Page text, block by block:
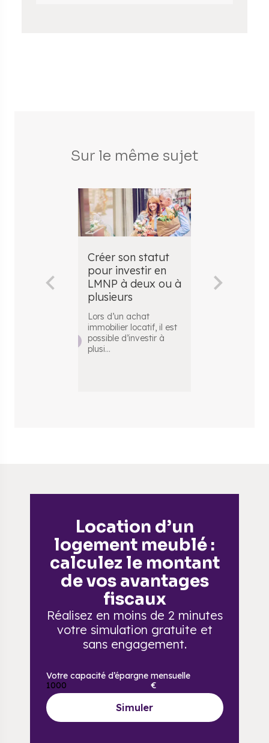
Sur le même sujet
Créer son statut
pour investir en
LMNP à deux ou à
plusieurs
Lors d’un achat
immobilier locatif, il est
possible d’investir à
plusi...
Aujourd’hui, le
Location d’un
logement meublé :
calculez le montant
de vos avantages
fiscaux
Réalisez en moins de 2 minutes
votre simulation gratuite et
sans engagement.
Votre capacité d’épargne mensuelle
€
Simuler